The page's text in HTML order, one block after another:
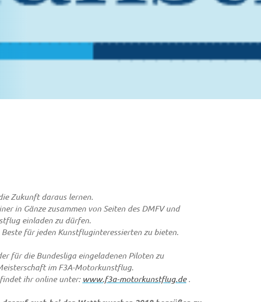
Zukunft daraus lernen.
in Gänze zusammen von Seiten des DMFV und
einladen zu dürfen.
für jeden Kunstfluginteressierten zu bieten.
für die Bundesliga eingeladenen Piloten zu
im F3A-Motorkunstflug.
ihr online unter: www.f3a-motorkunstflug.de.